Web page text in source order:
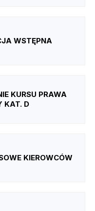
WSTĘPNA
KURSU PRAWA
KAT. D
KIEROWCÓW